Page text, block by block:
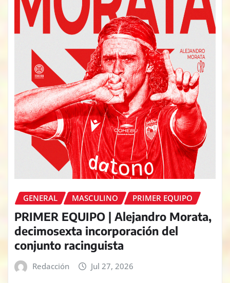
GENERAL MASCULINO PRIMER EQUIPO
PRIMER EQUIPO | Alejandro Morata,
decimosexta incorporación del
conjunto racinguista
Redacción Jul 27, 2026